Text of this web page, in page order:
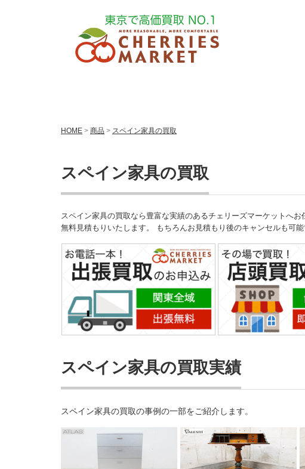
HOME > 商品 > スペイン家具の買取
スペイン家具の買取
スペイン家具の買取なら豊富な実績のあるチェリーズマーケットへ
無料見積もりいたします。 もちろんお見積もり後のキャンセルも可
スペイン家具の買取実績
スペイン家具の買取の事例の一部をご紹介します。